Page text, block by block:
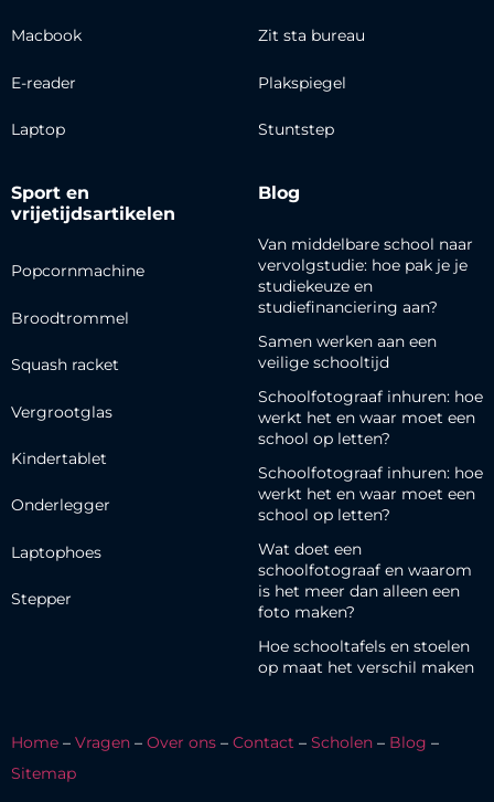
Macbook
E-reader
Laptop
Zit sta bureau
Plakspiegel
Stuntstep
Sport en
vrijetijdsartikelen
Popcornmachine
Broodtrommel
Squash racket
Vergrootglas
Kindertablet
Onderlegger
Laptophoes
Stepper
Blog
Van middelbare school naar
vervolgstudie: hoe pak je je
studiekeuze en
studiefinanciering aan?
Samen werken aan een
veilige schooltijd
Schoolfotograaf inhuren: hoe
werkt het en waar moet een
school op letten?
Schoolfotograaf inhuren: hoe
werkt het en waar moet een
school op letten?
Wat doet een
schoolfotograaf en waarom
is het meer dan alleen een
foto maken?
Hoe schooltafels en stoelen
op maat het verschil maken
Home – Vragen – Over ons – Contact – Scholen – Blog –
Sitemap